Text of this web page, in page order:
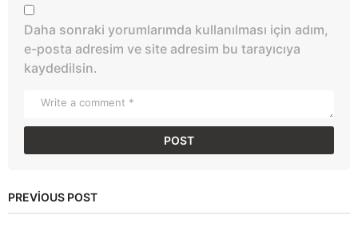
Daha sonraki yorumlarımda kullanılması için adım,
e-posta adresim ve site adresim bu tarayıcıya
kaydedilsin.
PREVIOUS POST